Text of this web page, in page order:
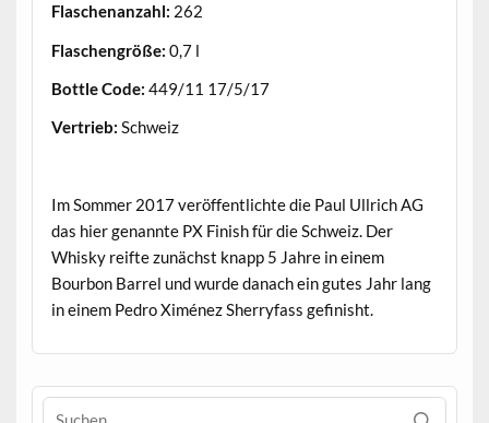
Flaschenanzahl: 262
Flaschengröße: 0,7 l
Bottle Code: 449/11 17/5/17
Vertrieb: Schweiz
Im Sommer 2017 veröffentlichte die Paul Ullrich AG
das hier genannte PX Finish für die Schweiz. Der
Whisky reifte zunächst knapp 5 Jahre in einem
Bourbon Barrel und wurde danach ein gutes Jahr lang
in einem Pedro Ximénez Sherryfass gefinisht.